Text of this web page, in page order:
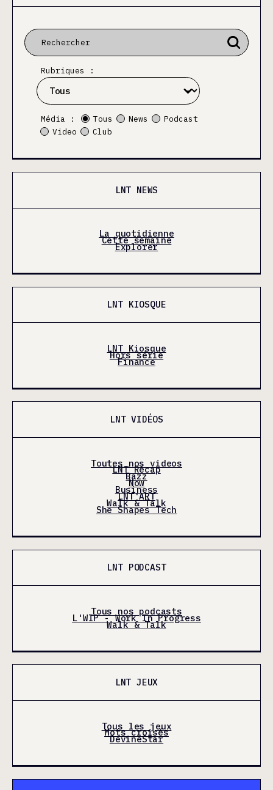
Rubriques :
Média : Tous News
Podcast
Video
Club
LNT NEWS
La quotidienne
Cette semaine
Explorer
LNT KIOSQUE
LNT Kiosque
Hors série
Finance
LNT VIDÉOS
Toutes nos videos
LNT Récap
Bazz
Now
Business
LNT'ART
Walk & Talk
She Shapes Tech
LNT PODCAST
Tous nos podcasts
L'WIP - Work In Progress
Walk & Talk
LNT JEUX
Tous les jeux
Mots croisés
DevineStar